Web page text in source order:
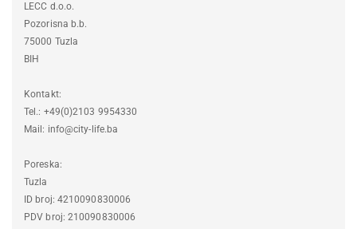
LECC d.o.o.
Pozorisna b.b.
75000 Tuzla
BIH
Kontakt:
Tel.: +49(0)2103 9954330
Mail: info@city-life.ba
Poreska:
Tuzla
ID broj: 4210090830006
PDV broj: 210090830006